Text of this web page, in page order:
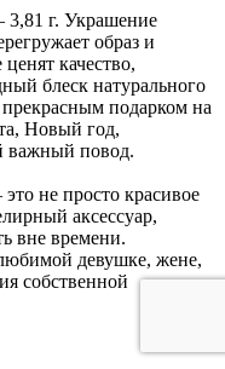
г. Украшение
образ и
качество,
блеск натурального
прекрасным подарком на
Новый год,
важный повод.
не просто красивое
аксессуар,
вне времени.
девушке, жене,
собственной